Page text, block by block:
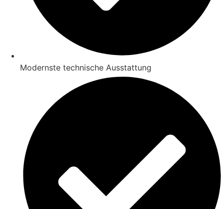
Modernste technische Ausstattung